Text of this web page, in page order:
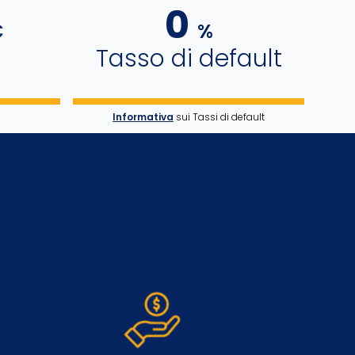
0 %
Tasso di default
Informativa sui Tassi di default